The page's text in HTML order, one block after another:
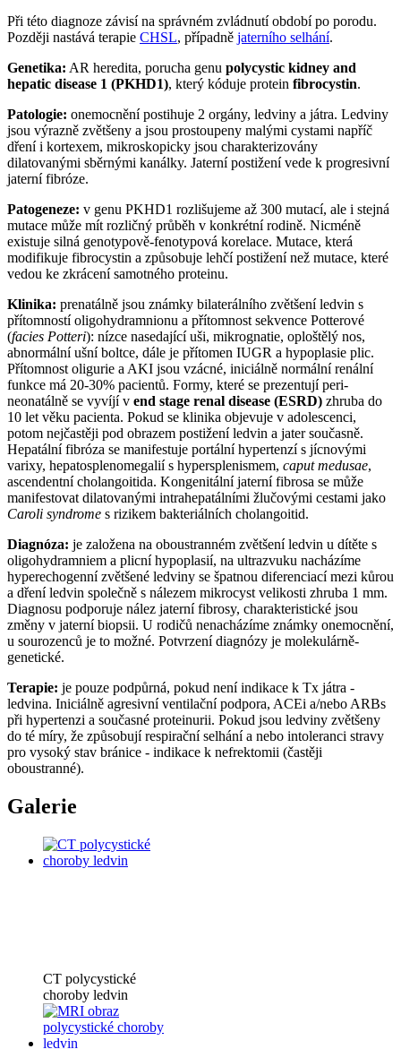
Při této diagnoze závisí na správném zvládnutí období po porodu.
Později nastává terapie CHSL, případně jaterního selhání.
Genetika: AR heredita, porucha genu polycystic kidney and
hepatic disease 1 (PKHD1), který kóduje protein fibrocystin.
Patologie: onemocnění postihuje 2 orgány, ledviny a játra. Ledviny
jsou výrazně zvětšeny a jsou prostoupeny malými cystami napříč
dření i kortexem, mikroskopicky jsou charakterizovány
dilatovanými sběrnými kanálky. Jaterní postižení vede k progresivní
jaterní fibróze.
Patogeneze: v genu PKHD1 rozlišujeme až 300 mutací, ale i stejná
mutace může mít rozličný průběh v konkrétní rodině. Nicméně
existuje silná genotypově-fenotypová korelace. Mutace, která
modifikuje fibrocystin a způsobuje lehčí postižení než mutace, které
vedou ke zkrácení samotného proteinu.
Klinika: prenatálně jsou známky bilaterálního zvětšení ledvin s
přítomností oligohydramnionu a přítomnost sekvence Potterové
(facies Potteri): nízce nasedající uši, mikrognatie, oploštělý nos,
abnormální ušní boltce, dále je přítomen IUGR a hypoplasie plic.
Přítomnost oligurie a AKI jsou vzácné, iniciálně normální renální
funkce má 20-30% pacientů. Formy, které se prezentují peri-
neonatálně se vyvíjí v end stage renal disease (ESRD) zhruba do
10 let věku pacienta. Pokud se klinika objevuje v adolescenci,
potom nejčastěji pod obrazem postižení ledvin a jater současně.
Hepatální fibróza se manifestuje portální hypertenzí s jícnovými
varixy, hepatosplenomegalií s hypersplenismem, caput medusae,
ascendentní cholangoitida. Kongenitální jaterní fibrosa se může
manifestovat dilatovanými intrahepatálními žlučovými cestami jako
Caroli syndrome s rizikem bakteriálních cholangoitid.
Diagnóza: je založena na oboustranném zvětšení ledvin u dítěte s
oligohydramniem a plicní hypoplasií, na ultrazvuku nacházíme
hyperechogenní zvětšené ledviny se špatnou diferenciací mezi kůrou
a dření ledvin společně s nálezem mikrocyst velikosti zhruba 1 mm.
Diagnosu podporuje nález jaterní fibrosy, charakteristické jsou
změny v jaterní biopsii. U rodičů nenacházíme známky onemocnění,
u sourozenců je to možné. Potvrzení diagnózy je molekulárně-
genetické.
Terapie: je pouze podpůrná, pokud není indikace k Tx játra -
ledvina. Iniciálně agresivní ventilační podpora, ACEi a/nebo ARBs
při hypertenzi a současné proteinurii. Pokud jsou ledviny zvětšeny
do té míry, že způsobují respirační selhání a nebo intoleranci stravy
pro vysoký stav bránice - indikace k nefrektomii (častěji
oboustranné).
Galerie
CT polycystické
choroby ledvin